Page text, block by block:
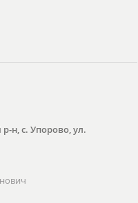
н, с. Упорово, ул.